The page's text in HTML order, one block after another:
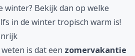
winter? Bekijk dan op welke
in de winter tropisch warm is!
is dat een zomervakantie